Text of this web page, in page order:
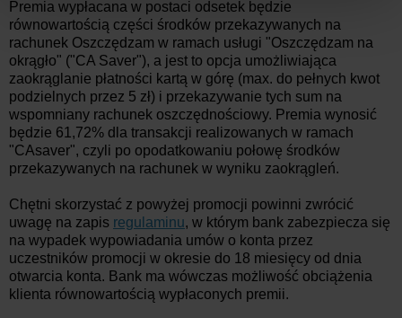
Premia wypłacana w postaci odsetek będzie
równowartością części środków przekazywanych na
rachunek Oszczędzam w ramach usługi "Oszczędzam na
okrągło" ("CA Saver"), a jest to opcja umożliwiająca
zaokrąglanie płatności kartą w górę (max. do pełnych kwot
podzielnych przez 5 zł) i przekazywanie tych sum na
wspomniany rachunek oszczędnościowy. Premia wynosić
będzie 61,72% dla transakcji realizowanych w ramach
"CAsaver", czyli po opodatkowaniu połowę środków
przekazywanych na rachunek w wyniku zaokrągleń.
Chętni skorzystać z powyżej promocji powinni zwrócić
uwagę na zapis regulaminu, w którym bank zabezpiecza się
na wypadek wypowiadania umów o konta przez
uczestników promocji w okresie do 18 miesięcy od dnia
otwarcia konta. Bank ma wówczas możliwość obciążenia
klienta równowartością wypłaconych premii.